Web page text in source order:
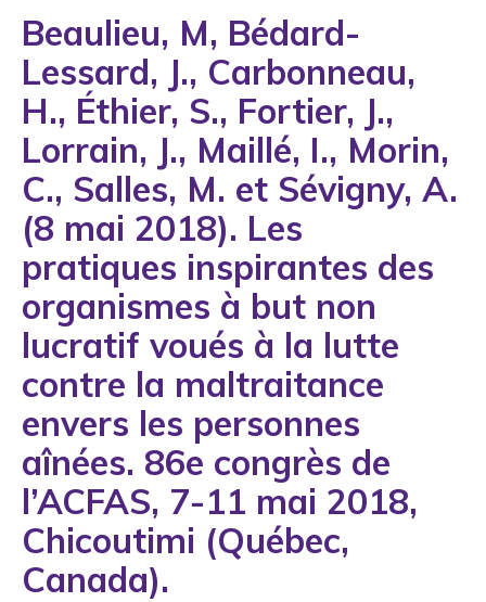
1991
1992
1993
1994
1995
1996
1997
1998
1999
2000
2001
2002
2003
2004
2005
2006
Beaulieu, M, Bédard-
Lessard, J., Carbonneau,
H., Éthier, S., Fortier, J.,
Lorrain, J., Maillé, I., Morin,
C., Salles, M. et Sévigny, A.
(8 mai 2018). Les
pratiques inspirantes des
organismes à but non
lucratif voués à la lutte
contre la maltraitance
envers les personnes
aînées. 86e congrès de
l’ACFAS, 7-11 mai 2018,
Chicoutimi (Québec,
Canada).